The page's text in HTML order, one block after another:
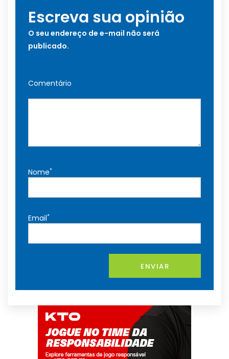
Escreva sua opinião
O seu endereço de e-mail não será
publicado.
Comentário
Nome*
Email*
ENVIAR